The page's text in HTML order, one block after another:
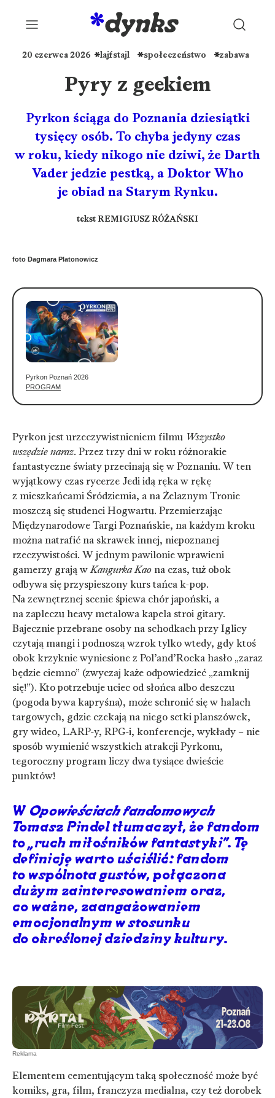
20 czerwca 2026 lajfstajl społeczeństwo zabawa
Pyry z geekiem
Pyrkon ściąga do Poznania dziesiątki
tysięcy osób. To chyba jedyny czas
w roku, kiedy nikogo nie dziwi, że Darth
Vader jedzie pestką, a Doktor Who
je obiad na Starym Rynku.
tekst REMIGIUSZ RÓŻAŃSKI
foto Dagmara Platonowicz
Pyrkon Poznań 2026
PROGRAM
Pyrkon jest urzeczywistnieniem filmu Wszystko
wszędzie naraz. Przez trzy dni w roku różnorakie
fantastyczne światy przecinają się w Poznaniu. W ten
wyjątkowy czas rycerze Jedi idą ręka w rękę
z mieszkańcami Śródziemia, a na Żelaznym Tronie
moszczą się studenci Hogwartu. Przemierzając
Międzynarodowe Targi Poznańskie, na każdym kroku
można natrafić na skrawek innej, niepoznanej
rzeczywistości. W jednym pawilonie wprawieni
gamerzy grają wKangurka Kao na czas, tuż obok
odbywa się przyspieszony kurs tańca k-pop.
Na zewnętrznej scenie śpiewa chór japoński, a
na zapleczu heavy metalowa kapela stroi gitary.
Bajecznie przebrane osoby na schodkach przy Iglicy
czytają mangi i podnoszą wzrok tylko wtedy, gdy ktoś
obok krzyknie wyniesione z Pol’and’Rocka hasło „zaraz
będzie ciemno” (zwyczaj każe odpowiedzieć „zamknij
się!”). Kto potrzebuje uciec od słońca albo deszczu
(pogoda bywa kapryśna), może schronić się w halach
targowych, gdzie czekają na niego setki planszówek,
gry wideo, LARP-y, RPG-i, konferencje, wykłady – nie
sposób wymienić wszystkich atrakcji Pyrkonu,
tegoroczny program liczy dwa tysiące dwieście
punktów!
W Opowieściach fandomowych
Tomasz Pindel tłumaczył, że fandom
to „ruch miłośników fantastyki”. Tę
definicję warto uściślić: fandom
to wspólnota gustów, połączona
dużym zainteresowaniem oraz,
co ważne, zaangażowaniem
emocjonalnym w stosunku
do określonej dziedziny kultury.
Elementem cementującym taką społeczność może być
komiks, gra, film, franczyza medialna, czy też dorobek